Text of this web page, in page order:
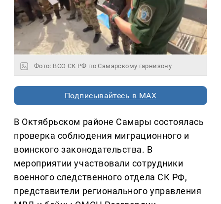
Фото: ВСО СК РФ по Самарскому гарнизону
Подписывайтесь в MAX
В Октябрьском районе Самары состоялась
проверка соблюдения миграционного и
воинского законодательства. В
мероприятии участвовали сотрудники
военного следственного отдела СК РФ,
представители регионального управления